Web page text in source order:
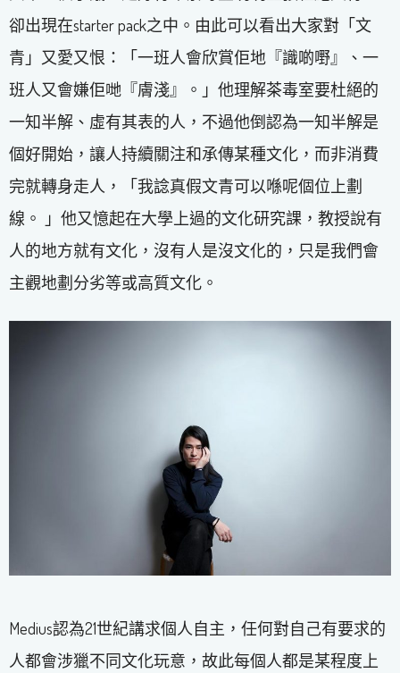
卻出現在starter pack之中。由此可以看出大家對「文
青」又愛又恨：「一班人會欣賞佢地『識啲嘢』、一
班人又會嫌佢哋『膚淺』。」他理解茶毒室要杜絕的
一知半解、虛有其表的人，不過他倒認為一知半解是
個好開始，讓人持續關注和承傳某種文化，而非消費
完就轉身走人，「我諗真假文青可以喺呢個位上劃
線。 」他又憶起在大學上過的文化研究課，教授說有
人的地方就有文化，沒有人是沒文化的，只是我們會
主觀地劃分劣等或高質文化。
Medius認為21世紀講求個人自主，任何對自己有要求的
人都會涉獵不同文化玩意，故此每個人都是某程度上